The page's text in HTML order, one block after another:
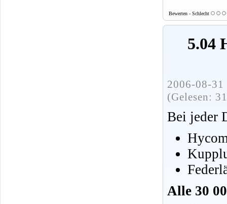
Bewerten - Schlecht
5.04
2006-08-
(Gelesen:
Bei jeder
Alle 30